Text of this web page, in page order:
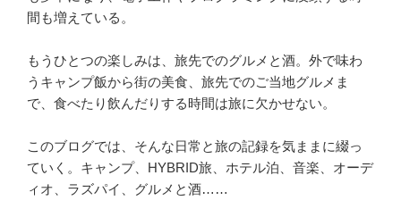
間も増えている。
もうひとつの楽しみは、旅先でのグルメと酒。外で味わ
うキャンプ飯から街の美食、旅先でのご当地グルメま
で、食べたり飲んだりする時間は旅に欠かせない。
このブログでは、そんな日常と旅の記録を気ままに綴っ
ていく。キャンプ、HYBRID旅、ホテル泊、音楽、オーデ
ィオ、ラズパイ、グルメと酒……